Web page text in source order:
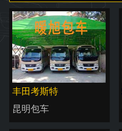
丰田考斯特
昆明包车